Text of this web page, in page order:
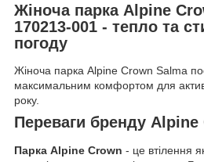
Жіноча парка Alpine
170213-001 - тепло та
погоду
Жіноча парка Alpine Crown Salma
максимальним комфортом для
року.
Переваги бренду Alpine
Парка Alpine Crown - це втілення